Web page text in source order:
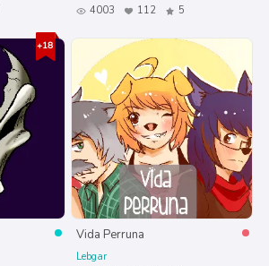
4003 112 5
Vida Perruna
Lebgar